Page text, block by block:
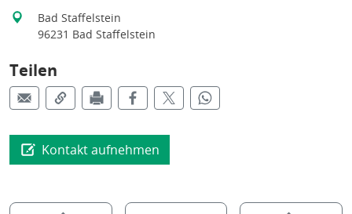
Bad Staffelstein
96231 Bad Staffelstein
Teilen
Kontakt aufnehmen